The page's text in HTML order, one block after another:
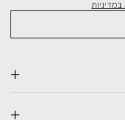
במדיניות